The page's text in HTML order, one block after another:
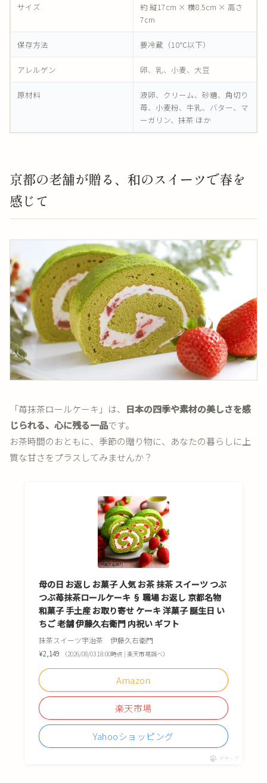
サイズ
約 縦17cm × 横8.5cm × 高さ
7cm
保存方法 要冷蔵（10℃以下）
アレルゲン 卵、乳、小麦、大豆
原材料
液卵、クリーム、砂糖、角切り
苺、小麦粉、牛乳、バター、マ
ーガリン、抹茶 ほか
京都の老舗が贈る、和のスイーツで春を
感じて
「苺抹茶ロールケーキ」は、 日本の四季や素材の美しさを感
じられる、心に残る一品です。
お茶時間のおともに、季節の贈り物に、あなたの暮らしに上
質な甘さをプラスしてみませんか？
母の日 お返し お菓子 人気 お茶 抹茶 スイーツ つぶ
つぶ苺抹茶ロールケーキ § 職場 お返し 京都名物
和菓子 手土産 お取り寄せ ケーキ 洋菓子 誕生日 い
ちご 老舗 伊藤久右衛門 内祝い ギフト
抹茶スイーツ宇治茶 伊藤久右衛門
¥2,149
（2026/08/03 18:00時点 | 楽天市場調べ）
Amazon
楽天市場
Yahooショッピング
ポチップ